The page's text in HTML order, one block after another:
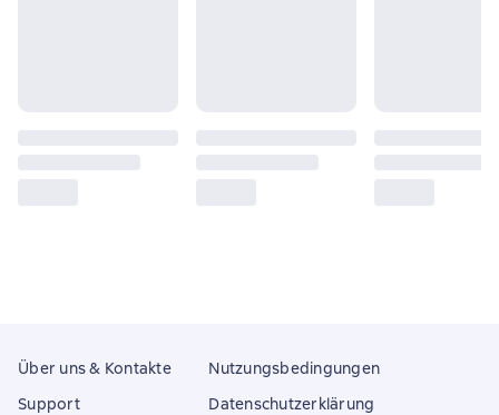
Über uns & Kontakte
Support
Nutzungsbedingungen
Datenschutzerklärung